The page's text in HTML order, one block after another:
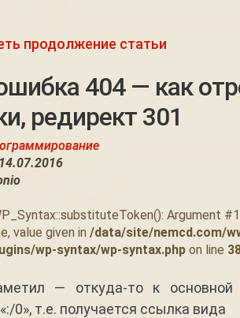
продолжение статьи
404 — как
редирект 301
14.07.2016
Argument
value given in /data/site/nemcd.com/
wp-syntax/wp-syntax.phpon line
— откуда-то к основной
0», т.е. получается ссылка вида